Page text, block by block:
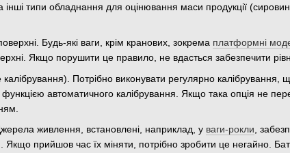
інші типи обладнання для оцінювання маси продукції
Будь-які ваги, крім кранових, зокрема платформні
Якщо порушити це правило, не вдасться забезпечити
Потрібно виконувати регулярно калібрування,
автоматичного калібрування. Якщо така опція не
живлення, встановлені, наприклад, у ваги-рокли ,
прийшов час їх міняти, потрібно зробити це негайно.